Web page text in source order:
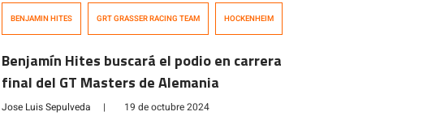
Sin embargo, no lo alcanzaron, pero consiguieron un
honroso quinto puesto tanto en la Carrera 2 como […]
BENJAMIN HITES GRT GRASSER RACING TEAM HOCKENHEIM
Benjamín Hites buscará el podio en carrera
final del GT Masters de Alemania
Jose Luis Sepulveda | 19 de octubre 2024